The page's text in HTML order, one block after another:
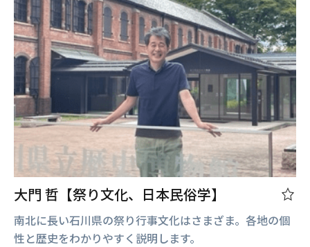
大門 哲【祭り文化、日本民俗学】
南北に長い石川県の祭り行事文化はさまざま。各地の個
性と歴史をわかりやすく説明します。